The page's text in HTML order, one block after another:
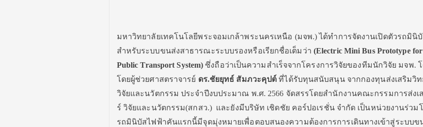
มหาวิทยาลัยเทคโนโลยีพระจอมเกล้าพระนครเหนือ (มจพ.) ได้ทำการจัดงานเปิดตัวรถมินิ
สำหรับระบบขนส่งสาธารณะระบบรองหรือเรียกชื่อเต็มว่า (Electric Mini Bus Prototype for
Public Transport System)ซึ่งถือว่าเป็นความสำเร็จจากโครงการวิจัยของทีมนักวิจัย มจพ.
โดยผู้ช่วยศาสตราจารย์ ดร.ชัยยุทธ์ สัมภวะคุปต์ที่ได้รับทุนสนับสนุน จากกองทุนส่งเสริมวิท
วิจัยและนวัตกรรม ประจำปีงบประมาณ พ.ศ. 2566 จัดสรรโดยสำนักงานคณะกรรมการส่งเ
ร์ วิจัยและนวัตกรรม(สกสว.) และยังมีบริษัท เชิดชัย คอร์ปอเรชั่น จำกัด เป็นหน่วยงานร่วม
รถมินิบัสไฟฟ้าคันแรกนี้มีจุดมุ่งหมายเพื่อตอบสนองความต้องการการเดินทางเข้าสู่ระบบข